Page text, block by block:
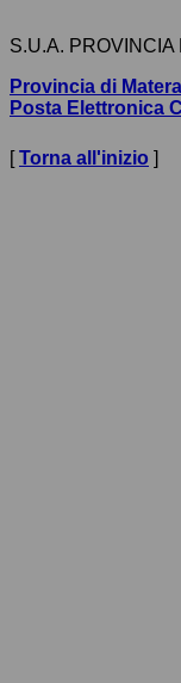
S.U.A. PROVINCIA
Provincia di Matera
Posta Elettronica
[Torna all'inizio ]